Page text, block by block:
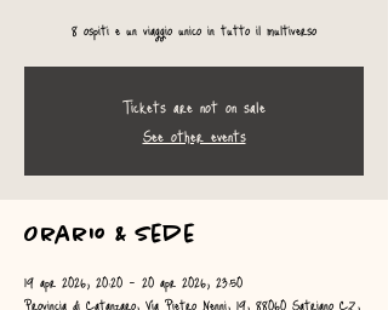
8 ospiti e un viaggio unico in tutto il multiverso
Tickets are not on sale
See other events
Orario & Sede
19 apr 2026, 20:20 – 20 apr 2026, 23:50
Provincia di Catanzaro, Via Pietro Nenni, 19, 88060 Satriano CZ,